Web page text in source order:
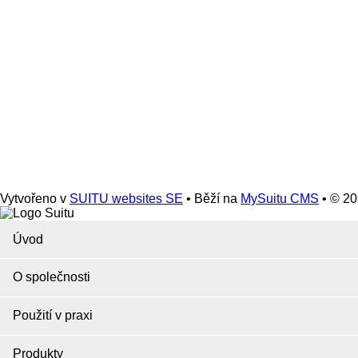
Vytvořeno v SUITU websites SE • Běží na MySuitu CMS • ©
Úvod
O společnosti
Použití v praxi
Produkty